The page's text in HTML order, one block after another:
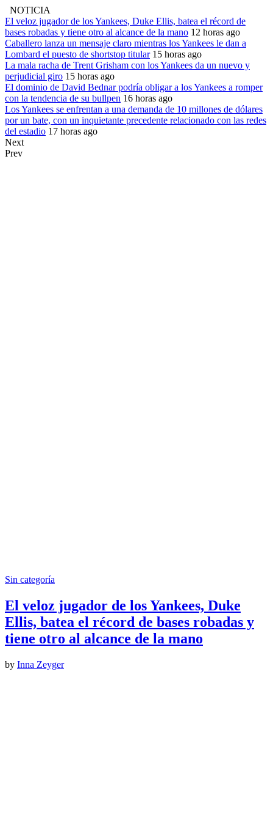
NOTICIA
El veloz jugador de los Yankees, Duke Ellis, batea el récord de
bases robadas y tiene otro al alcance de la mano 12 horas ago
Caballero lanza un mensaje claro mientras los Yankees le dan a
Lombard el puesto de shortstop titular 15 horas ago
La mala racha de Trent Grisham con los Yankees da un nuevo y
perjudicial giro 15 horas ago
El dominio de David Bednar podría obligar a los Yankees a romper
con la tendencia de su bullpen 16 horas ago
Los Yankees se enfrentan a una demanda de 10 millones de dólares
por un bate, con un inquietante precedente relacionado con las redes
del estadio 17 horas ago
Next
Prev
Sin categoría
El veloz jugador de los Yankees, Duke
Ellis, batea el récord de bases robadas y
tiene otro al alcance de la mano
by Inna Zeyger